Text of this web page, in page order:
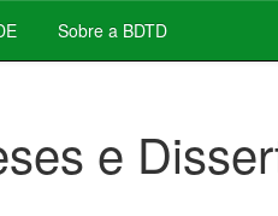
Sobre a BDTD
e